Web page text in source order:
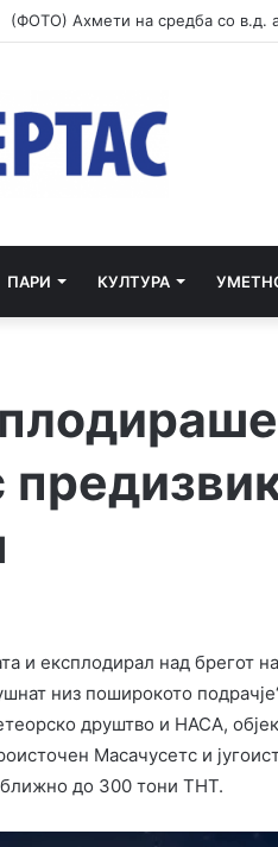
ПАРИ КУЛТУРА
и експлодирал над брегот
низ поширокото
друштво и НАСА,
Масачусетс и
до 300 тони ТНТ.